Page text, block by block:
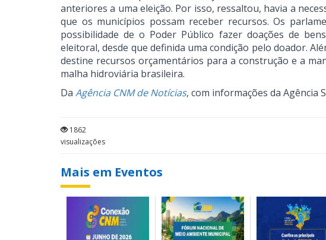
anteriores a uma eleição. Por isso, ressaltou, havia a
que os municípios possam receber recursos. Os
possibilidade de o Poder Público fazer doações de
eleitoral, desde que definida uma condição pelo doador.
destine recursos orçamentários para a construção e a
malha hidroviária brasileira.
Da Agência CNM de Notícias, com informações da Agência
1862
visualizações
Mais em Eventos